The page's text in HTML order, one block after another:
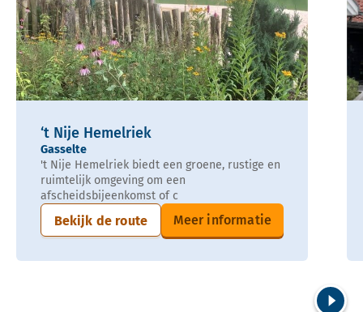
‘t Nije Hemelriek
Gasselte
't Nije Hemelriek biedt een groene, rustige en
ruimtelijk omgeving om een
afscheidsbijeenkomst of c
Bekijk de route Meer informatie